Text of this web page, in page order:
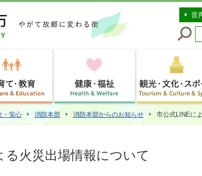
このページの本文へ移動
音
・安心 消防本部 消防本部からのお知らせ 市公式LINEに
る火災出場情報について